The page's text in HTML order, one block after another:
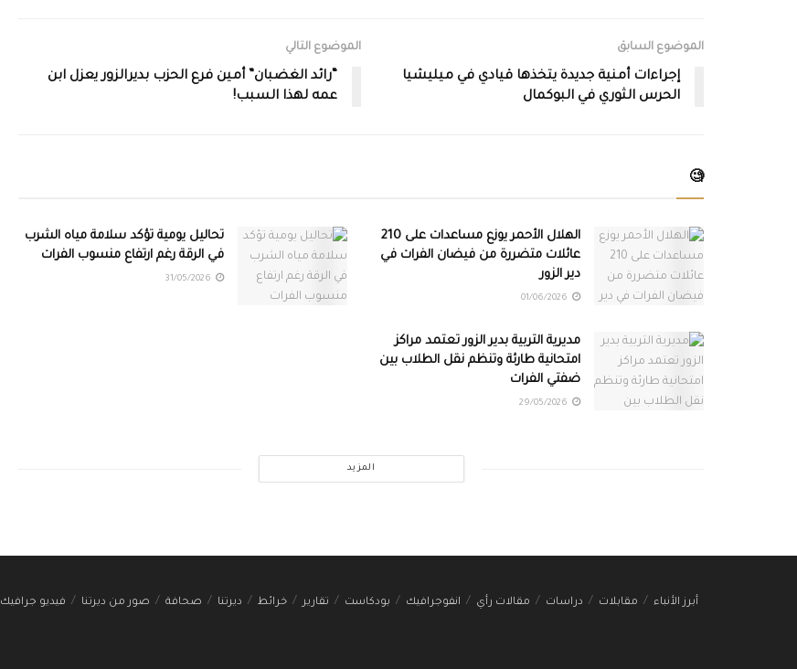
الموضوع السابق
إجراءات أمنية جديدة يتخذها قيادي في ميليشيا
الحرس الثوري في البوكمال
الموضوع التالي
“رائد الغضبان” أمين فرع الحزب بديرالزور يعزل ابن
عمه لهذا السبب!
🧐
الهلال الأحمر يوزع مساعدات على 210
عائلات متضررة من فيضان الفرات في
دير الزور
تحاليل يومية تؤكد سلامة مياه الشرب
في الرقة رغم ارتفاع منسوب الفرات
مديرية التربية بدير الزور تعتمد مراكز
امتحانية طارئة وتنظم نقل الطلاب بين
ضفتي الفرات
المزيد
أبرز الأنباء مقابلات دراسات مقالات رأي انفوجرافيك بودكاست تقارير خرائط ديرتنا صحافة صور من ديرتنا فيديو جرافيك